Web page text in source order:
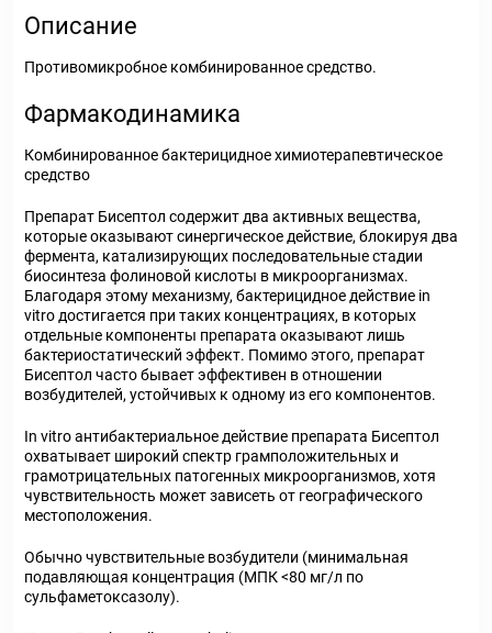
Описание
Противомикробное комбинированное средство.
Фармакодинамика
Комбинированное бактерицидное химиотерапевтическое
средство
Препарат Бисептол содержит два активных вещества,
которые оказывают синергическое действие, блокируя два
фермента, катализирующих последовательные стадии
биосинтеза фолиновой кислоты в микроорганизмах.
Благодаря этому механизму, бактерицидное действие in
vitro достигается при таких концентрациях, в которых
отдельные компоненты препарата оказывают лишь
бактериостатический эффект. Помимо этого, препарат
Бисептол часто бывает эффективен в отношении
возбудителей, устойчивых к одному из его компонентов.
In vitro антибактериальное действие препарата Бисептол
охватывает широкий спектр грамположительных и
грамотрицательных патогенных микроорганизмов, хотя
чувствительность может зависеть от географического
местоположения.
Обычно чувствительные возбудители (минимальная
подавляющая концентрация (МПК <80 мг/л по
сульфаметоксазолу).